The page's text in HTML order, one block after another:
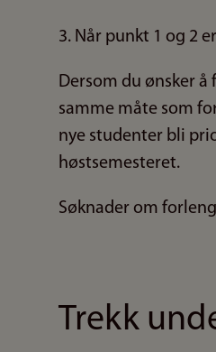
3. Når punkt 1 og 2
Dersom du ønsker
samme måte som
nye studenter bli
høstsemesteret.
Søknader om
Trekk